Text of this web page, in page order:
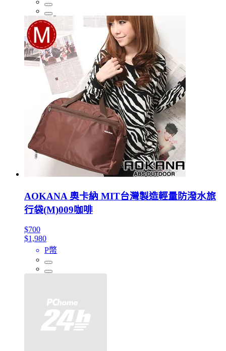
AOKANA 奧卡納 MIT台灣製造輕量防潑水旅
行袋(M)009咖啡
$700
$1,980
P幣